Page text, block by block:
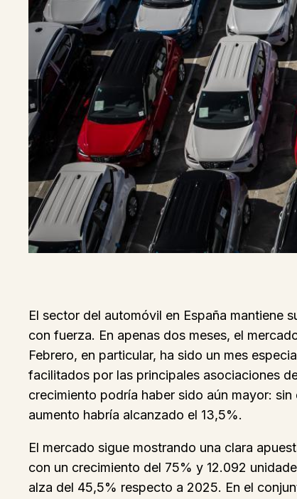
El sector del automóvil en España mantiene
con fuerza. En apenas dos meses, el
Febrero, en particular, ha sido un mes
facilitados por las principales asociaciones
crecimiento podría haber sido aún mayor:
aumento habría alcanzado el 13,5%.
El mercado sigue mostrando una clara
con un crecimiento del 75% y 12.092
alza del 45,5% respecto a 2025. En el